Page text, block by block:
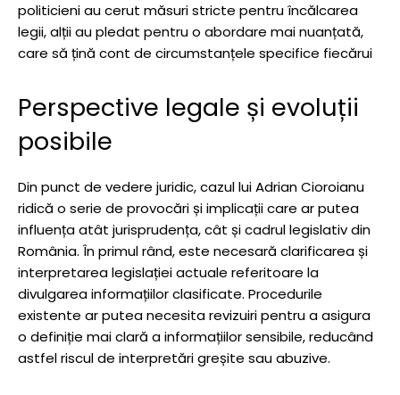
politicieni au cerut măsuri stricte pentru încălcarea
legii, alții au pledat pentru o abordare mai nuanțată,
care să țină cont de circumstanțele specifice fiecărui
Perspective legale și evoluții
posibile
Din punct de vedere juridic, cazul lui Adrian Cioroianu
ridică o serie de provocări și implicații care ar putea
influența atât jurisprudența, cât și cadrul legislativ din
România. În primul rând, este necesară clarificarea și
interpretarea legislației actuale referitoare la
divulgarea informațiilor clasificate. Procedurile
existente ar putea necesita revizuiri pentru a asigura
o definiție mai clară a informațiilor sensibile, reducând
astfel riscul de interpretări greșite sau abuzive.